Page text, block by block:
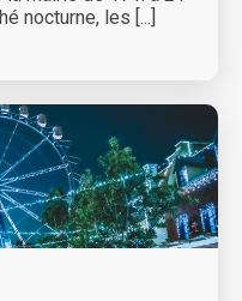
nocturne, les [...]